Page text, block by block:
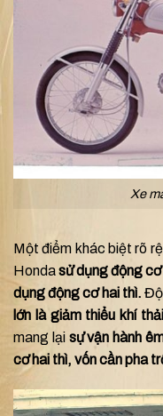
Xe
Một điểm khác biệt rõ
Hondasử dụng động
dụng động cơ hai thì.
lớn là giảm thiểu khí
mang lại sự vận hành
cơ hai thì, vốn cần pha